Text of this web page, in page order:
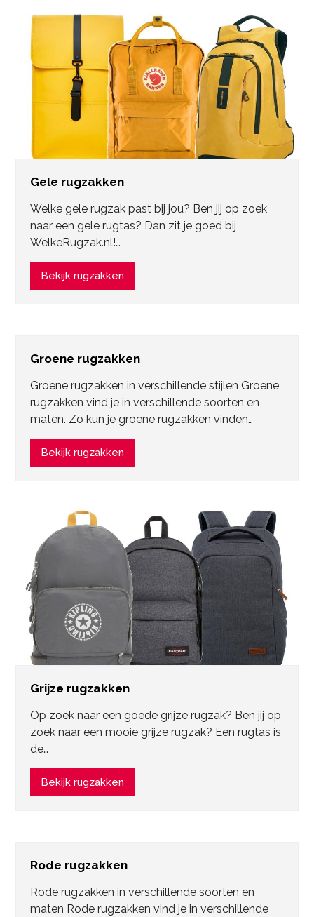
Gele rugzakken
Welke gele rugzak past bij jou? Ben jij op zoek
naar een gele rugtas? Dan zit je goed bij
WelkeRugzak.nl!…
Bekijk rugzakken
Groene rugzakken
Groene rugzakken in verschillende stijlen Groene
rugzakken vind je in verschillende soorten en
maten. Zo kun je groene rugzakken vinden…
Bekijk rugzakken
Grijze rugzakken
Op zoek naar een goede grijze rugzak? Ben jij op
zoek naar een mooie grijze rugzak? Een rugtas is
de…
Bekijk rugzakken
Rode rugzakken
Rode rugzakken in verschillende soorten en
maten Rode rugzakken vind je in verschillende